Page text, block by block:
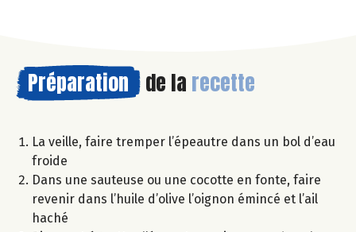
Préparation de la recette
La veille, faire tremper l’épeautre dans un bol d’eau
froide
Dans une sauteuse ou une cocotte en fonte, faire
revenir dans l’huile d’olive l’oignon émincé et l’ail
haché